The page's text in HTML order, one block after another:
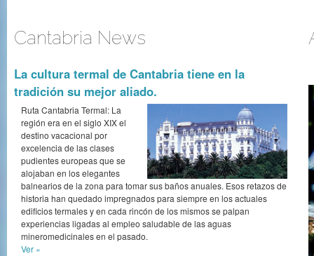
Cantabria News
La cultura termal de Cantabria tiene en la
tradición su mejor aliado.
Ruta Cantabria Termal: La
región era en el siglo XIX el
destino vacacional por
excelencia de las clases
pudientes europeas que se
alojaban en los elegantes
balnearios de la zona para tomar sus baños anuales. Esos retazos de
historia han quedado impregnados para siempre en los actuales
edificios termales y en cada rincón de los mismos se palpan
experiencias ligadas al empleo saludable de las aguas
mineromedicinales en el pasado.
Ver »